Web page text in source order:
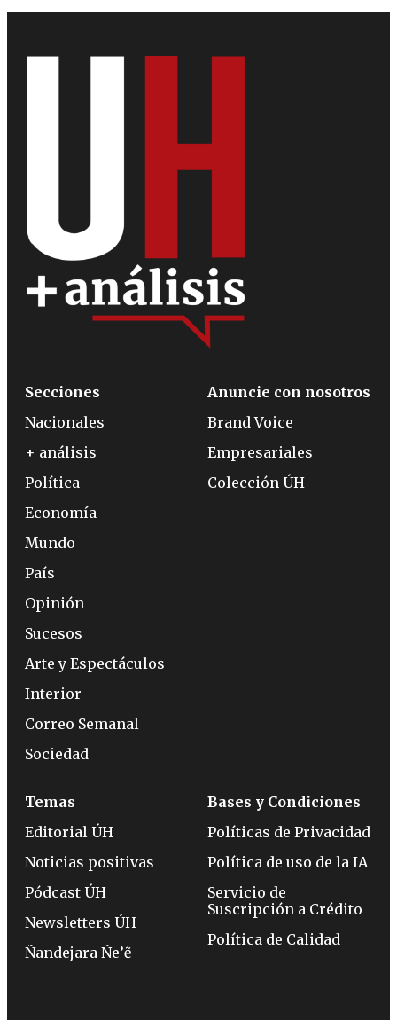
Secciones
Nacionales
+ análisis
Política
Economía
Mundo
País
Opinión
Sucesos
Arte y Espectáculos
Interior
Correo Semanal
Sociedad
Anuncie con nosotros
Brand Voice
Empresariales
Colección ÚH
Temas
Editorial ÚH
Noticias positivas
Pódcast ÚH
Newsletters ÚH
Ñandejara Ñe’ẽ
Bases y Condiciones
Políticas de Privacidad
Política de uso de la IA
Servicio de
Suscripción a Crédito
Política de Calidad